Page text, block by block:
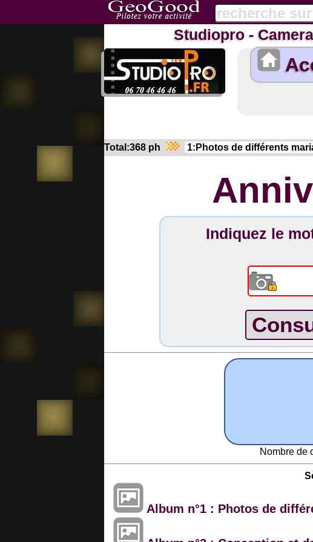
Studiopro -
Total:368 ph
Indiquez le
Nombre de
Album n°1 : Photos de